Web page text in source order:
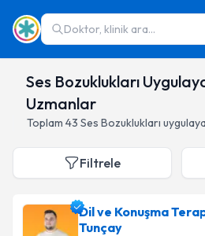
Doktor, klinik ara...
Ses Bozuklukları
Uzmanlar
Toplam 43 Ses Bozuklukları
Filtrele
Dil ve Konuşma
Tunçay